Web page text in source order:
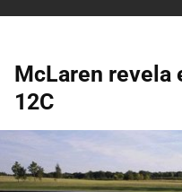
McLaren revela
12C